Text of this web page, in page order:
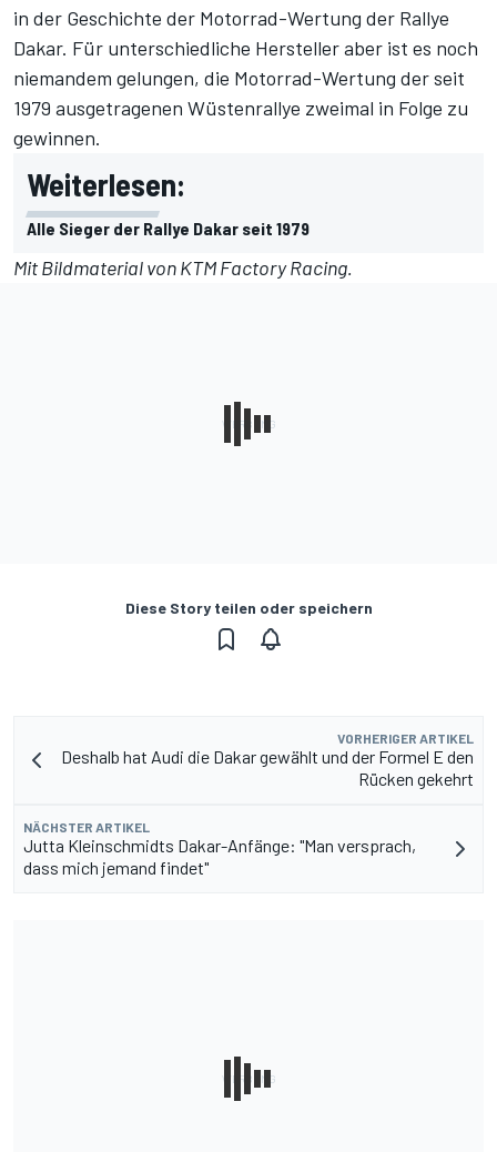
in der Geschichte der Motorrad-Wertung der Rallye
Dakar. Für unterschiedliche Hersteller aber ist es noch
niemandem gelungen, die Motorrad-Wertung der seit
1979 ausgetragenen Wüstenrallye zweimal in Folge zu
gewinnen.
Weiterlesen:
Alle Sieger der Rallye Dakar seit 1979
Mit Bildmaterial von KTM Factory Racing.
Diese Story teilen oder speichern
VORHERIGER ARTIKEL
Deshalb hat Audi die Dakar gewählt und der Formel E den
Rücken gekehrt
NÄCHSTER ARTIKEL
Jutta Kleinschmidts Dakar-Anfänge: "Man versprach,
dass mich jemand findet"